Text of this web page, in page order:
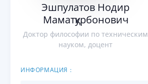
Эшпулатов Нодир
Маматқурбонович
Доктор философии по техническим
науком, доцент
ИНФОРМАЦИЯ :